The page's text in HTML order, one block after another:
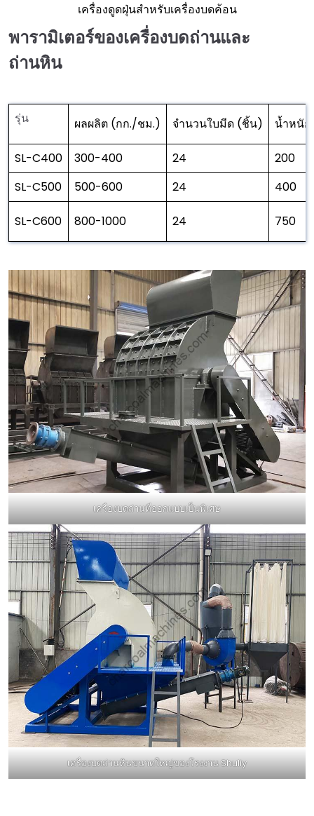
เครื่องดูดฝุ่นสำหรับเครื่องบดค้อน
พารามิเตอร์ของเครื่องบดถ่านและ
ถ่านหิน
รุ่น ผลผลิต (กก./ชม.) จำนวนใบมีด (ชิ้น) น้ำหนั
SL-C400 300-400 24
200
SL-C500
500-600 24 400
SL-C600 800-1000 24 750
เครื่องบดถ่านที่ออกแบบเป็นพิเศษ
เครื่องบดถ่านหินขนาดใหญ่ของโรงงาน Shuliy